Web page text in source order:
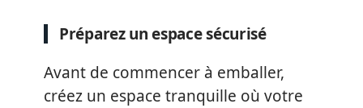
Préparez un espace sécurisé
Avant de commencer à emballer,
créez un espace tranquille où votre